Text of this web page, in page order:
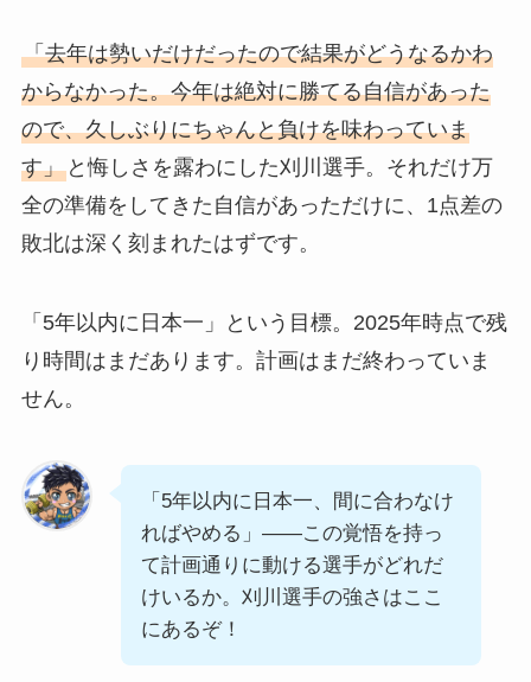
「去年は勢いだけだったので結果がどうなるかわ
からなかった。今年は絶対に勝てる自信があった
ので、久しぶりにちゃんと負けを味わっていま
す」と悔しさを露わにした刈川選手。それだけ万
全の準備をしてきた自信があっただけに、1点差の
敗北は深く刻まれたはずです。
「5年以内に日本一」という目標。2025年時点で残
り時間はまだあります。計画はまだ終わっていま
せん。
「5年以内に日本一、間に合わなけ
ればやめる」——この覚悟を持っ
て計画通りに動ける選手がどれだ
けいるか。刈川選手の強さはここ
にあるぞ！